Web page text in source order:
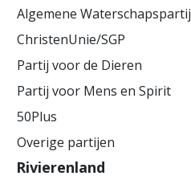
Algemene Waterschapspartij
ChristenUnie/SGP
Partij voor de Dieren
Partij voor Mens en Spirit
50Plus
Overige partijen
Rivierenland